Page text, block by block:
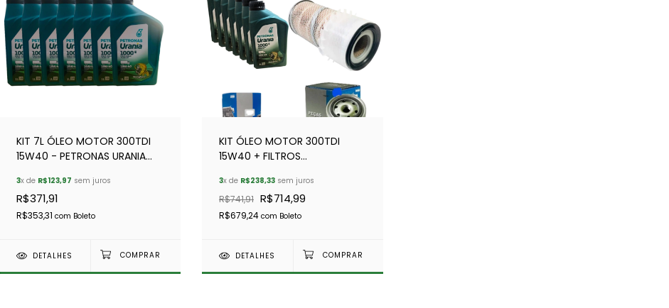
KIT 7L ÓLEO MOTOR 300TDI
15W40 - PETRONAS URANIA
3x de R$123,97 sem juros
R$371,91
R$353,31 com Boleto
DETALHES
KIT ÓLEO MOTOR 300TDI
15W40 + FILTROS
3x de R$238,33 sem juros
R$741,91 R$714,99
R$679,24 com Boleto
DETALHES